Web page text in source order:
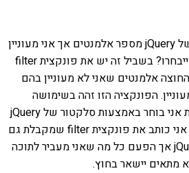
נניח ובחרתי עם סלקטור של jQuery מספר אלמנטים אך אני מעוניין
שרק אלו מ-class מסוים ייבחרו? בשביל זה יש את פונקצית filter
אלמנטים שאני לא מעוניין בהם
הפונקציה הזו זהה בשימושה
לפונקציה הקודמת. ראשית אני בוחר באמצעות סלקטור של jQuery
רשימת אלמנטים. אחרי כן אני כותב את פונקצית filter שמקבלת גם
היא סלקטור תקני של jQuery אך הפעם כל מה שאני מעביר לתוכה
מתאים יישאר בחוץ.